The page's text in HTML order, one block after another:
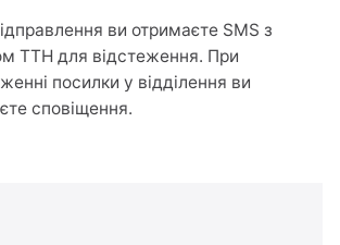
ви отримаєте SMS з
ТТН для відстеження. При
посилки у відділення ви
сповіщення.